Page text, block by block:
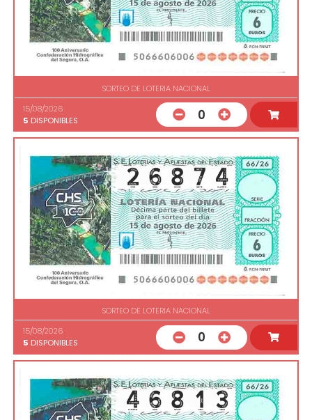
SORTEO DE LOTERIA NACIONAL
15/08/2026
5 DISPONIBLES 0
SORTEO DE LOTERIA NACIONAL
15/08/2026
5 DISPONIBLES 0